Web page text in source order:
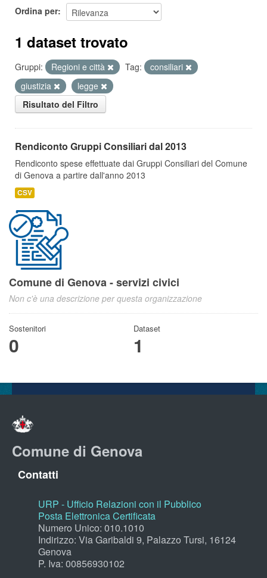
Ordina per
1 dataset trovato
Gruppi: Regioni e città Tag:
consiliari
giustizia
legge
Risultato del Filtro
Rendiconto Gruppi Consiliari dal 2013
Rendiconto spese effettuate dai Gruppi Consiliari del Comune
di Genova a partire dall'anno 2013
CSV
Comune di Genova - servizi civici
Non c'è una descrizione per questa organizzazione
Sostenitori
0
Dataset
1
Comune di Genova
Contatti
URP - Ufficio Relazioni con il Pubblico
Posta Elettronica Certificata
Numero Unico: 010.1010
Indirizzo: Via Garibaldi 9, Palazzo Tursi, 16124
Genova
P. Iva: 00856930102